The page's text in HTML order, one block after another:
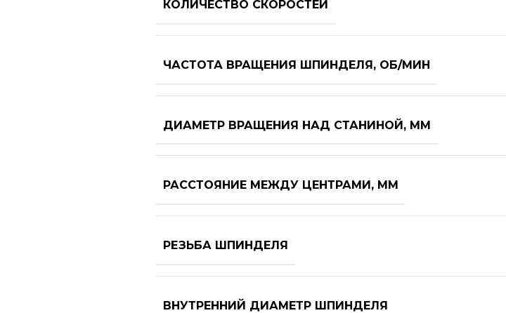
КОЛИЧЕСТВО СКОРОСТЕЙ
ЧАСТОТА ВРАЩЕНИЯ ШПИНДЕЛЯ, ОБ/МИН
ДИАМЕТР ВРАЩЕНИЯ НАД СТАНИНОЙ, ММ
РАССТОЯНИЕ МЕЖДУ ЦЕНТРАМИ, ММ
РЕЗЬБА ШПИНДЕЛЯ
ВНУТРЕННИЙ ДИАМЕТР ШПИНДЕЛЯ